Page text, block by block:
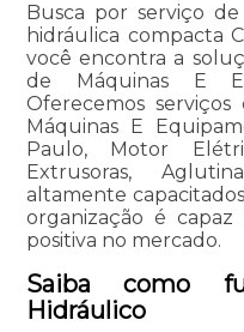
Busca por serviço
hidráulica compacta
você encontra a
de Máquinas E
Oferecemos serviços
Máquinas E
Paulo, Motor
Extrusoras,
altamente
organização é
positiva no mercado.
Saiba como
Hidráulico